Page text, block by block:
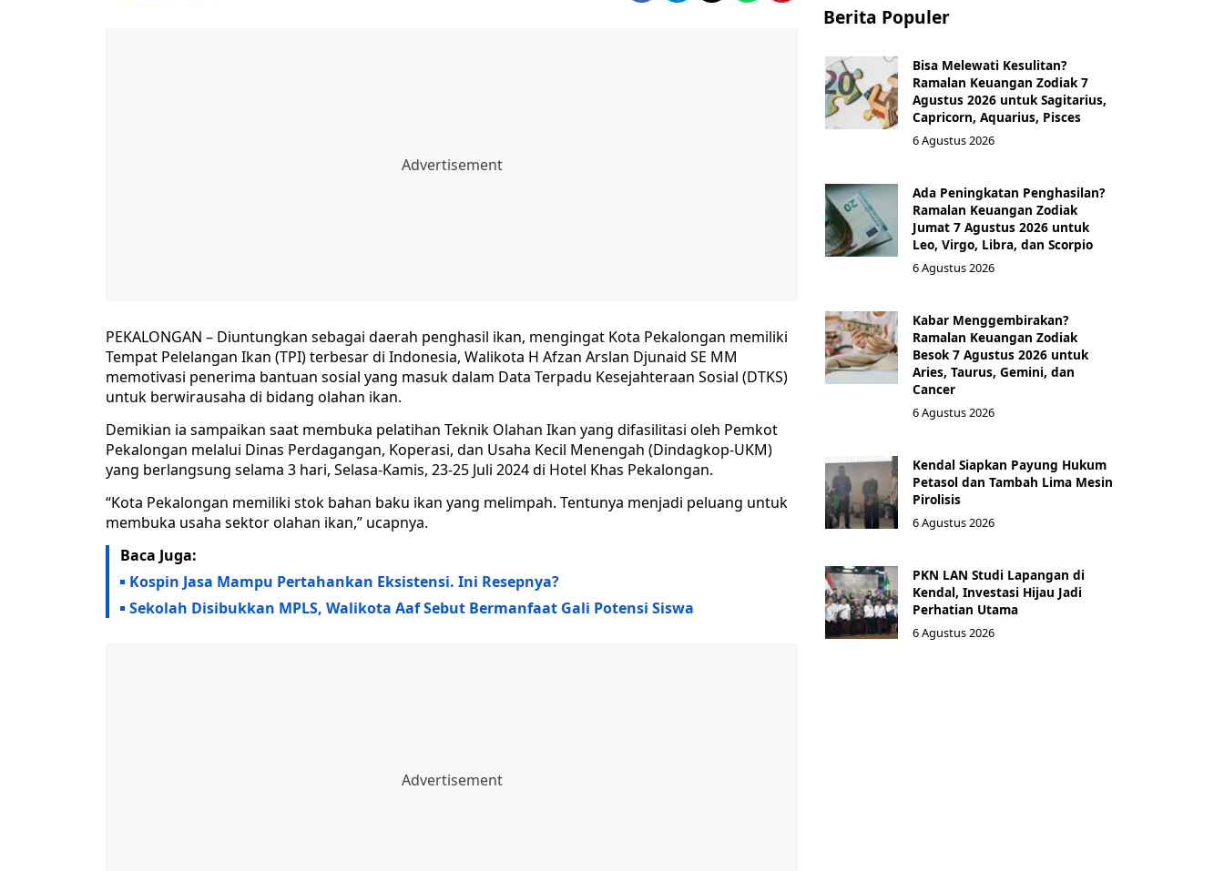
PEKALONGAN – Diuntungkan sebagai daerah penghasil ikan, mengingat Kota Pekalongan memiliki
Tempat Pelelangan Ikan (TPI) terbesar di Indonesia, Walikota H Afzan Arslan Djunaid SE MM
memotivasi penerima bantuan sosial yang masuk dalam Data Terpadu Kesejahteraan Sosial (DTKS)
untuk berwirausaha di bidang olahan ikan.
Demikian ia sampaikan saat membuka pelatihan Teknik Olahan Ikan yang difasilitasi oleh Pemkot
Pekalongan melalui Dinas Perdagangan, Koperasi, dan Usaha Kecil Menengah (Dindagkop-UKM)
yang berlangsung selama 3 hari, Selasa-Kamis, 23-25 Juli 2024 di Hotel Khas Pekalongan.
“Kota Pekalongan memiliki stok bahan baku ikan yang melimpah. Tentunya menjadi peluang untuk
membuka usaha sektor olahan ikan,” ucapnya.
Baca Juga:
Kospin Jasa Mampu Pertahankan Eksistensi. Ini Resepnya?
Sekolah Disibukkan MPLS, Walikota Aaf Sebut Bermanfaat Gali Potensi Siswa
Berita Populer
Bisa Melewati Kesulitan?
Ramalan Keuangan Zodiak 7
Agustus 2026 untuk Sagitarius,
Capricorn, Aquarius, Pisces
6 Agustus 2026
Ada Peningkatan Penghasilan?
Ramalan Keuangan Zodiak
Jumat 7 Agustus 2026 untuk
Leo, Virgo, Libra, dan Scorpio
6 Agustus 2026
Kabar Menggembirakan?
Ramalan Keuangan Zodiak
Besok 7 Agustus 2026 untuk
Aries, Taurus, Gemini, dan
Cancer
6 Agustus 2026
Kendal Siapkan Payung Hukum
Petasol dan Tambah Lima Mesin
Pirolisis
6 Agustus 2026
PKN LAN Studi Lapangan di
Kendal, Investasi Hijau Jadi
Perhatian Utama
6 Agustus 2026